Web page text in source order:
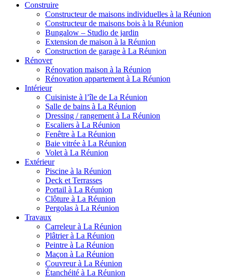
Construire
Constructeur de maisons individuelles à la Réunion
Constructeur de maisons bois à la Réunion
Bungalow – Studio de jardin
Extension de maison à la Réunion
Construction de garage à La Réunion
Rénover
Rénovation maison à la Réunion
Rénovation appartement à La Réunion
Intérieur
Cuisiniste à l’île de La Réunion
Salle de bains à La Réunion
Dressing / rangement à La Réunion
Escaliers à La Réunion
Fenêtre à La Réunion
Baie vitrée à La Réunion
Volet à La Réunion
Extérieur
Piscine à la Réunion
Deck et Terrasses
Portail à La Réunion
Clôture à La Réunion
Pergolas à La Réunion
Travaux
Carreleur à La Réunion
Plâtrier à La Réunion
Peintre à La Réunion
Maçon à La Réunion
Couvreur à La Réunion
Étanchéité à La Réunion